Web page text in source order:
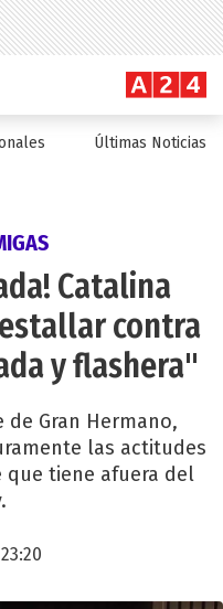
Últimas Noticias
Catalina
contra
y flashera"
de Gran Hermano,
las actitudes
que tiene afuera del